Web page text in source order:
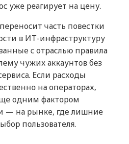
уже реагирует на цену.
часть повестки
в ИТ-инфраструктуру
с отраслью правила
чужих аккаунтов без
Если расходы
на операторах,
одним фактором
— на рынке, где лишние
пользователя.